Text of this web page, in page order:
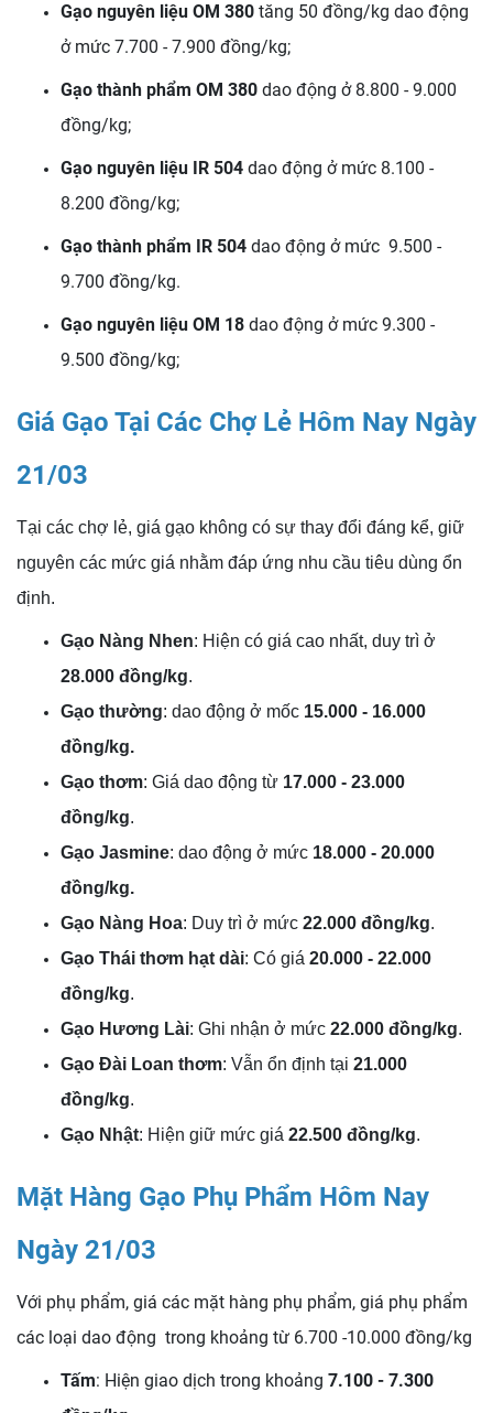
Gạo nguyên liệu OM 380 tăng 50 đồng/kg dao động
ở mức 7.700 - 7.900 đồng/kg;
Gạo thành phẩm OM 380 dao động ở 8.800 - 9.000
đồng/kg;
Gạo nguyên liệu IR 504 dao động ở mức 8.100 -
8.200 đồng/kg;
Gạo thành phẩm IR 504 dao động ở mức 9.500 -
9.700 đồng/kg.
Gạo nguyên liệu OM 18 dao động ở mức 9.300 -
9.500 đồng/kg;
Giá Gạo Tại Các Chợ Lẻ Hôm Nay Ngày
21/03
Tại các chợ lẻ, giá gạo không có sự thay đổi đáng kể, giữ
nguyên các mức giá nhằm đáp ứng nhu cầu tiêu dùng ổn
định.
Gạo Nàng Nhen: Hiện có giá cao nhất, duy trì ở
28.000 đồng/kg.
Gạo thường: dao động ở mốc 15.000 - 16.000
đồng/kg.
Gạo thơm: Giá dao động từ 17.000 - 23.000
đồng/kg.
Gạo Jasmine: dao động ở mức 18.000 - 20.000
đồng/kg.
Gạo Nàng Hoa: Duy trì ở mức 22.000 đồng/kg.
Gạo Thái thơm hạt dài: Có giá 20.000 - 22.000
đồng/kg.
Gạo Hương Lài: Ghi nhận ở mức 22.000 đồng/kg.
Gạo Đài Loan thơm: Vẫn ổn định tại 21.000
đồng/kg.
Gạo Nhật: Hiện giữ mức giá 22.500 đồng/kg.
Mặt Hàng Gạo Phụ Phẩm Hôm Nay
Ngày 21/03
Với phụ phẩm, giá các mặt hàng phụ phẩm, giá phụ phẩm
các loại dao động trong khoảng từ 6.700 -10.000 đồng/kg
Tấm: Hiện giao dịch trong khoảng 7.100 - 7.300